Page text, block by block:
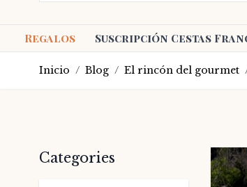
Regalos Suscripción Cestas
Inicio / Blog / El rincón del gourmet
Barra lateral
Categories